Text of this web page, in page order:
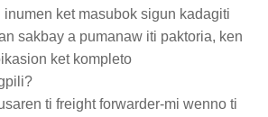
inumen ket masubok sigun kadagiti
sakbay a pumanaw iti paktoria, ken
ket kompleto
ti freight forwarder-mi wenno ti